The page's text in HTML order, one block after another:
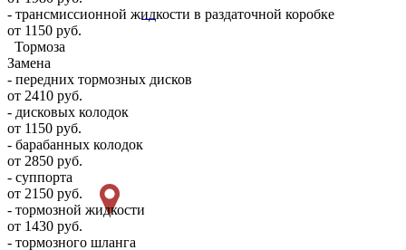
- трансмиссионной жидкости в раздаточной коробке
от 1150 руб.
Тормоза
Замена
- передних тормозных дисков
от 2410 руб.
- дисковых колодок
от 1150 руб.
- барабанных колодок
от 2850 руб.
- суппорта
от 2150 руб.
- тормозной жидкости
от 1430 руб.
- тормозного шланга